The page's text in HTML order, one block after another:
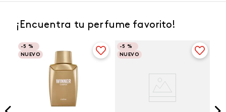
¡Encuentra tu perfume favorito!
-5 %
NUEVO
-5 %
NUEVO